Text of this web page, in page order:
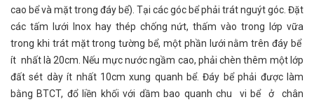
cao bể và mặt trong đáy bể). Tại các góc bể phải trát nguýt góc. Đặt
các tấm lưới Inox hay thép chống nứt, thấm vào trong lớp vữa
trong khi trát mặt trong tường bể, một phần lưới nằm trên đáy bể
ít nhất là 20cm. Nếu mực nước ngầm cao, phải chèn thêm một lớp
đất sét dày ít nhất 10cm xung quanh bể. Đáy bể phải được làm
bằng BTCT, đổ liền khối với dầm bao quanh chu vi bể ở chân